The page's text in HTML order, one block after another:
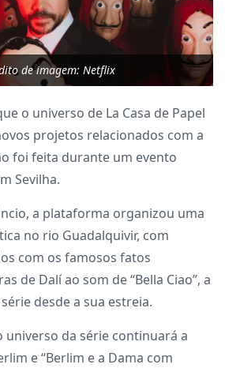
de imagem: Netflix
o universo de La Casa de Papel
projetos relacionados com a
foi feita durante um evento
Sevilha.
a plataforma organizou uma
no rio Guadalquivir, com
com os famosos fatos
de Dalí ao som de “Bella Ciao”, a
desde a sua estreia.
universo da série continuará a
e “Berlim e a Dama com